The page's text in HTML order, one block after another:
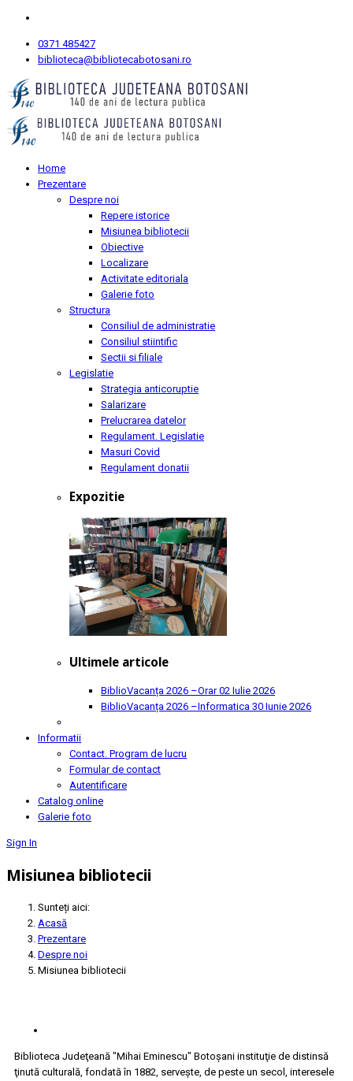
0371 485427
biblioteca@bibliotecabotosani.ro
Home
Prezentare
Despre noi
Repere istorice
Misiunea bibliotecii
Obiective
Localizare
Activitate editoriala
Galerie foto
Structura
Consiliul de administratie
Consiliul stiintific
Sectii si filiale
Legislatie
Strategia anticoruptie
Salarizare
Prelucrarea datelor
Regulament. Legislatie
Masuri Covid
Regulament donatii
Expozitie
Ultimele articole
BiblioVacanța 2026 –Orar02 Iulie 2026
BiblioVacanța 2026 –Informatica 30 Iunie 2026
Informatii
Contact. Program de lucru
Formular de contact
Autentificare
Catalog online
Galerie foto
Sign In
Misiunea bibliotecii
Sunteți aici:
Acasă
Prezentare
Despre noi
Misiunea bibliotecii
Biblioteca Judeţeană "Mihai Eminescu" Botoşani instituţie de distinsă
ţinută culturală, fondată în 1882, serveşte, de peste un secol, interesele